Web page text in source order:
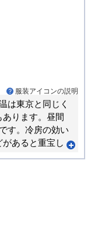
服装アイコンの説明
は東京と同じく
ります。昼間
す。冷房の効い
あると重宝し